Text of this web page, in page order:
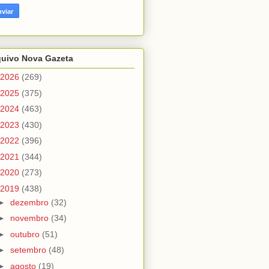
Nova Gazeta
2026 (269)
2025 (375)
2024 (463)
2023 (430)
2022 (396)
2021 (344)
2020 (273)
2019 (438)
dezembro (32)
novembro (34)
outubro (51)
setembro (48)
agosto (19)